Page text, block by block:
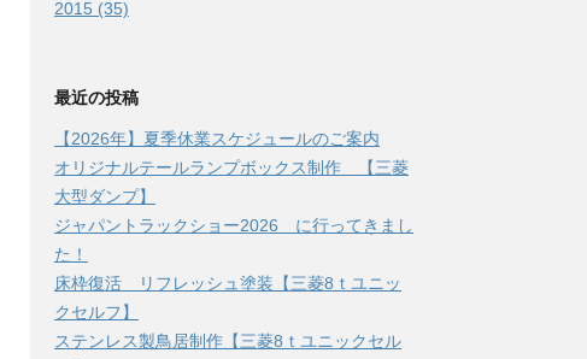
2015 (35)
最近の投稿
【2026年】夏季休業スケジュールのご案内
オリジナルテールランプボックス制作 【三菱
大型ダンプ】
ジャパントラックショー2026 に行ってきまし
た！
床枠復活 リフレッシュ塗装【三菱8ｔユニッ
クセルフ】
ステンレス製鳥居制作【三菱8ｔユニックセル